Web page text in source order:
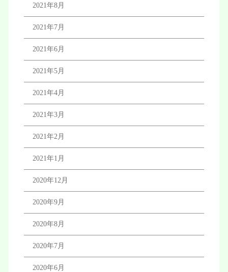
2021年8月
2021年7月
2021年6月
2021年5月
2021年4月
2021年3月
2021年2月
2021年1月
2020年12月
2020年9月
2020年8月
2020年7月
2020年6月